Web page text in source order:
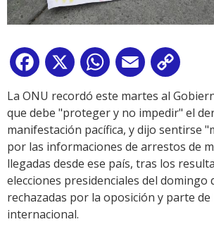
Facebook
X WhatsApp
Email
Link
La ONU recordó este martes al
que debe "proteger y no impedir" el
manifestación pacífica, y dijo sentirse
por las informaciones de arrestos de
llegadas desde ese país, tras los
elecciones presidenciales del domingo
rechazadas por la oposición y parte de
internacional.